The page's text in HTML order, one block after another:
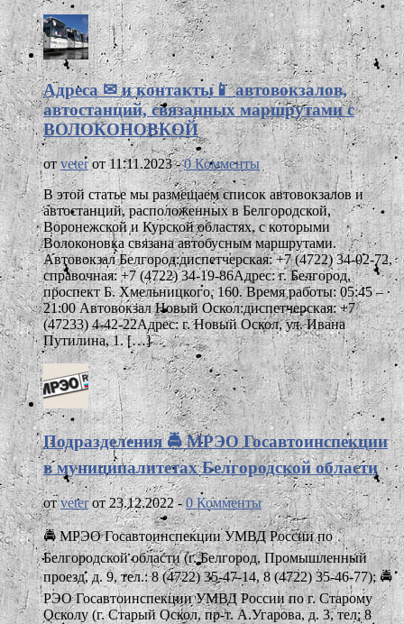
Адреса ✉ и контакты📱 автовокзалов,
автостанций, связанных маршрутами с
ВОЛОКОНОВКОЙ
отveterот 11.11.2023 -0 Комменты
В этой статье мы размещаем список автовокзалов и
автостанций, расположенных в Белгородской,
Воронежской и Курской областях, с которыми
Волоконовка связана автобусным маршрутами.
Автовокзал Белгород:диспетчерская: +7 (4722) 34-02-72,
справочная: +7 (4722) 34-19-86Адрес: г. Белгород,
проспект Б. Хмельницкого, 160. Время работы: 05:45 –
21:00 Автовокзал Новый Оскол:диспетчерская: +7
(47233) 4-42-22Адрес: г. Новый Оскол, ул. Ивана
Путилина, 1. […]
Подразделения 🚔 МРЭО Госавтоинспекции
в муниципалитетах Белгородской области
отveterот 23.12.2022 -0 Комменты
🚔 МРЭО Госавтоинспекции УМВД России по
Белгородской области (г. Белгород, Промышленный
проезд, д. 9, тел.: 8 (4722) 35-47-14, 8 (4722) 35-46-77); 🚔
РЭО Госавтоинспекции УМВД России по г. Старому
Осколу (г. Старый Оскол, пр-т. А.Угарова, д. 3, тел: 8